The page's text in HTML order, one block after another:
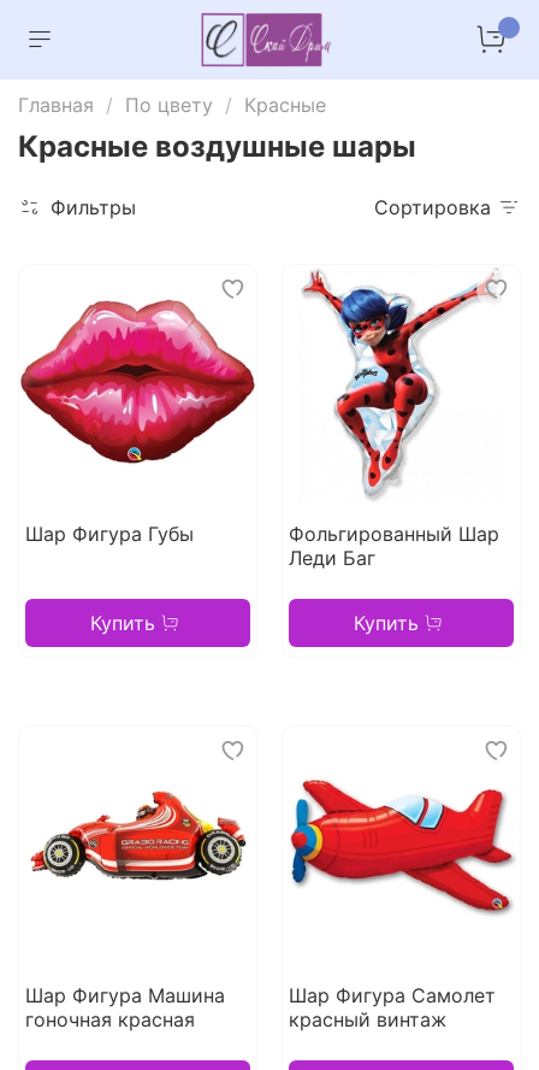
Главная По цвету Красные
Красные воздушные шары
Фильтры Сортировка
Шар Фигура Губы
Купить
Фольгированный Шар
Леди Баг
Купить
Шар Фигура Машина
гоночная красная
Шар Фигура Самолет
красный винтаж